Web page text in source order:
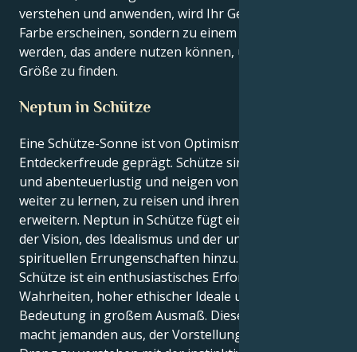
verstehen und anwenden, wird Ihr Genie nicht nur in
Farbe erscheinen, sondern zu einem Leuchtfeuer
werden, das andere nutzen können, um ihre eigene
Größe zu finden.
Neptun in Schütze
Eine Schütze-Sonne ist von Optimismus, Neugier und
Entdeckerfreude geprägt. Schütze sind philosophisch
und abenteuerlustig und neigen von Natur aus dazu,
weiter zu lernen, zu reisen und ihren Horizont zu
erweitern. Neptun in Schütze fügt eine Dimension
der Vision, des Idealismus und der unerforschten
spirituellen Errungenschaften hinzu. Neptun in
Schütze ist ein enthusiastisches Erforschen größerer
Wahrheiten, hoher ethischer Ideale und von
Bedeutung in großem Ausmaß. Diese Mischung
macht jemanden aus, der Vorstellungskraft und den